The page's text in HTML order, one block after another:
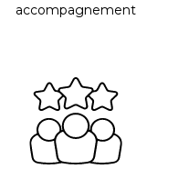
accompagnement